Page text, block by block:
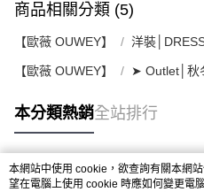
商品相關分類 (5)
【歐薇 OUWEY】 洋裝
【歐薇 OUWEY】 ➤ Outlet│秋
本分類熱銷全站排行
熱門標籤
本網站中使用 cookie，欲查詢有關本網
望在電腦上使用 cookie 時應如何變更電